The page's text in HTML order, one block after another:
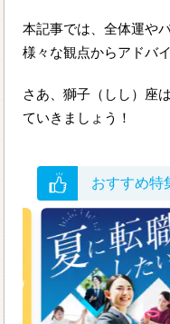
本記事では、全体運や
様々な観点からアドバ
さあ、獅子（しし）座
ていきましょう！
おすすめ特